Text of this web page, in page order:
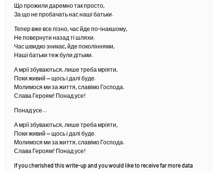
Що прожили даремно так просто,
За що не пробачать нас наші батьки.
Тепер вже все пізно, час йде по-інакшому,
Не повернути назад ті шляхи.
Час швидко зникає, йде поколіннями,
Наші батьки теж були дітьми.
А мрії збуваються, лише треба мріяти,
Поки живий — щось і далі буде.
Молимося ми за життя, славімо Господа.
Слава Героям! Понад усе!
Понад усе…
А мрії збуваються, лише треба мріяти,
Поки живий — щось і далі буде.
Молимося ми за життя, славімо Господа.
Слава Героям! Понад усе!
If you сherished this write-up and you would like to reϲeive far more data